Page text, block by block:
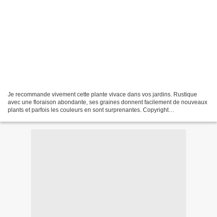
Je recommande vivement cette plante vivace dans vos jardins. Rustique
avec une floraison abondante, ses graines donnent facilement de nouveaux
plants et parfois les couleurs en sont surprenantes. Copyright